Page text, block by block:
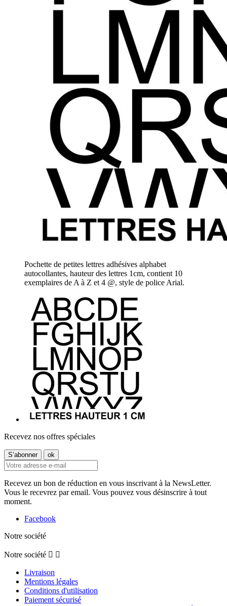
Pochette de petites lettres adhésives alphabet
autocollantes, hauteur des lettres 1cm, contient 10
exemplaires de A à Z et 4 @, style de police Arial.
Recevez nos offres spéciales
Recevez un bon de réduction en vous inscrivant à la NewsLetter.
Vous le recevrez par email. Vous pouvez vous désinscrire à tout
moment.
Facebook
Notre société
Notre société  
Livraison
Mentions légales
Conditions d'utilisation
Paiement sécurisé